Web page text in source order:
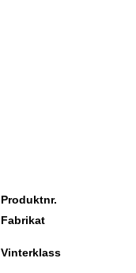
Produktnr.
Fabrikat
Vinterklass